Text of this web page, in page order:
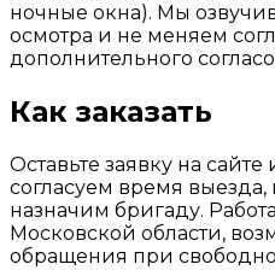
ночные окна). Мы
осмотра и не меняем
дополнительного
Как заказать
Оставьте заявку на
согласуем время выезда,
назначим бригаду.
Московской области,
обращения при